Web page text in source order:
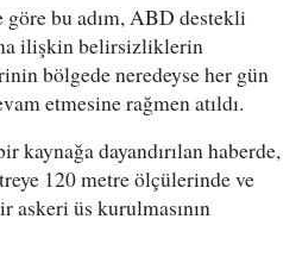
göre bu adım, ABD destekli
ilişkin belirsizliklerin
bölgede neredeyse her gün
etmesine rağmen atıldı.
kaynağa dayandırılan haberde,
120 metre ölçülerinde ve
askeri üs kurulmasının